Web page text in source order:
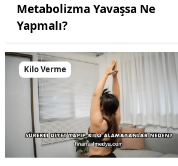
Metabolizma Yavaşsa Ne
Yapmalı?
Kilo Verme